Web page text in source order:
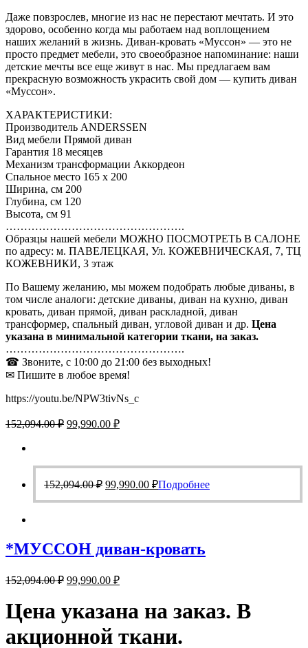
Даже повзрослев, многие из нас не перестают мечтать. И это
здорово, особенно когда мы работаем над воплощением
наших желаний в жизнь. Диван-кровать «Муссон» — это не
просто предмет мебели, это своеобразное напоминание: наши
детские мечты все еще живут в нас. Мы предлагаем вам
прекрасную возможность украсить свой дом — купить диван
«Муссон».
ХАРАКТЕРИСТИКИ:
Производитель ANDERSSEN
Вид мебели Прямой диван
Гарантия 18 месяцев
Механизм трансформации Аккордеон
Спальное место 165 х 200
Ширина, см 200
Глубина, см 120
Высота, см 91
………………………………………….
Образцы нашей мебели МОЖНО ПОСМОТРЕТЬ В САЛОНЕ
по адресу: м. ПАВЕЛЕЦКАЯ, Ул. КОЖЕВНИЧЕСКАЯ, 7, ТЦ
КОЖЕВНИКИ, 3 этаж
По Вашему желанию, мы можем подобрать любые диваны, в
том числе аналоги: детские диваны, диван на кухню, диван
кровать, диван прямой, диван раскладной, диван
трансформер, спальный диван, угловой диван и др. Цена
указана в минимальной категории ткани, на заказ.
………………………………………….
☎ Звоните, с 10:00 до 21:00 без выходных!
✉ Пишите в любое время!
https://youtu.be/NPW3tivNs_c
152,094.00₽ Первоначальная
99,990.00 ₽Текущая
152,094.00₽ Первоначальная
составляла
99,990.00 ₽Текущая
цена:
Подробнее
*МУССОН диван-кровать
152,094.00₽ Первоначальная
152,094.00 ₽.
99,990.00 ₽Текущая
Цена указана на заказ. В
акционной ткани.